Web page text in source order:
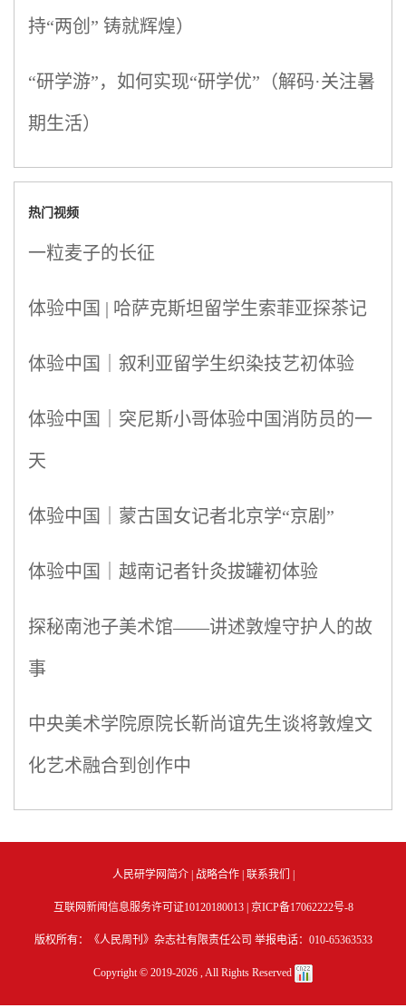
持“两创” 铸就辉煌）
“研学游”，如何实现“研学优”（解码·关注暑
期生活）
热门视频
一粒麦子的长征
体验中国 | 哈萨克斯坦留学生索菲亚探茶记
体验中国｜叙利亚留学生织染技艺初体验
体验中国｜突尼斯小哥体验中国消防员的一
天
体验中国｜蒙古国女记者北京学“京剧”
体验中国｜越南记者针灸拔罐初体验
探秘南池子美术馆——讲述敦煌守护人的故
事
中央美术学院原院长靳尚谊先生谈将敦煌文
化艺术融合到创作中
人民研学网简介| 战略合作| 联系我们
互联网新闻信息服务许可证10120180013 | 京ICP备17062222号-8
版权所有：《人民周刊》杂志社有限责任公司 举报电话：010-65363533
Copyright © 2019-2026 , All Rights Reserved